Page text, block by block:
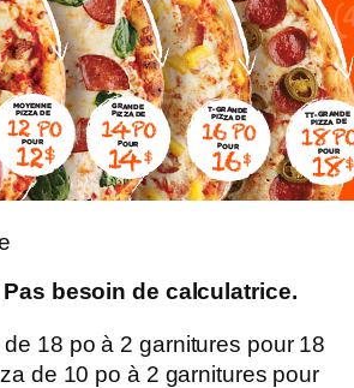
Pas besoin de calculatrice.
de 18 po à 2 garnitures pour 18
de 10 po à 2 garnitures pour